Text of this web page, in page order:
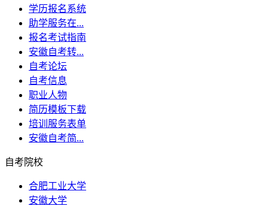
学历报名系统
助学服务在...
报名考试指南
安徽自考转...
自考论坛
自考信息
职业人物
简历模板下载
培训服务表单
安徽自考简...
自考院校
合肥工业大学
安徽大学